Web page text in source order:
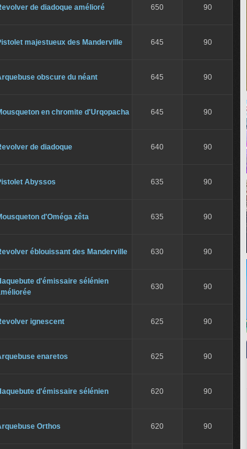
de diadoque amélioré 650 90
majestueux des Manderville 645 90
obscure du néant 645 90
en chromite d'Urqopacha 645 90
de diadoque 640 90
Abyssos 635 90
d'Oméga zêta 635 90
éblouissant des Manderville 630 90
d'émissaire sélénien
630 90
ignescent 625 90
enaretos 625 90
d'émissaire sélénien 620 90
Orthos 620 90